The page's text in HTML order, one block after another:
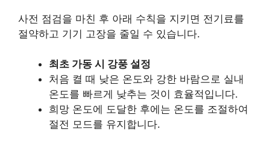
사전 점검을 마친 후 아래 수칙을 지키면 전기료를
절약하고 기기 고장을 줄일 수 있습니다.
최초 가동 시 강풍 설정
처음 켤 때 낮은 온도와 강한 바람으로 실내
온도를 빠르게 낮추는 것이 효율적입니다.
희망 온도에 도달한 후에는 온도를 조절하여
절전 모드를 유지합니다.